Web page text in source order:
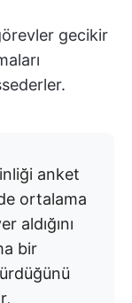
gecikir
anket
ortalama
aldığını
bir